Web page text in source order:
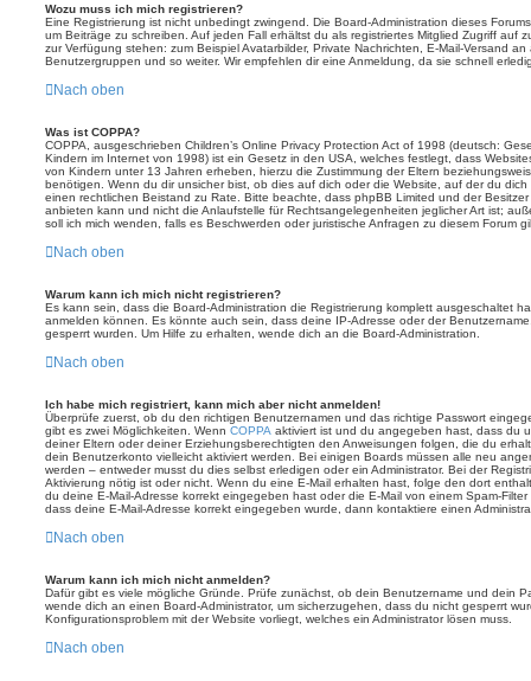
Wozu muss ich mich registrieren?
Eine Registrierung ist nicht unbedingt zwingend. Die Board-Administration dieses
um Beiträge zu schreiben. Auf jeden Fall erhältst du als registriertes Mitglied Zugriff auf
zur Verfügung stehen: zum Beispiel Avatarbilder, Private Nachrichten, E-Mail-Versand
Benutzergruppen und so weiter. Wir empfehlen dir eine Anmeldung, da sie schnell
Nach oben
Was ist COPPA?
COPPA, ausgeschrieben Children’s Online Privacy Protection Act of 1998 (deutsch:
Kindern im Internet von 1998) ist ein Gesetz in den USA, welches festlegt, dass
von Kindern unter 13 Jahren erheben, hierzu die Zustimmung der Eltern
benötigen. Wenn du dir unsicher bist, ob dies auf dich oder die Website, auf der du
einen rechtlichen Beistand zu Rate. Bitte beachte, dass phpBB Limited und der
anbieten kann und nicht die Anlaufstelle für Rechtsangelegenheiten jeglicher Art ist;
soll ich mich wenden, falls es Beschwerden oder juristische Anfragen zu diesem Forum
Nach oben
Warum kann ich mich nicht registrieren?
Es kann sein, dass die Board-Administration die Registrierung komplett ausgeschaltet
anmelden können. Es könnte auch sein, dass deine IP-Adresse oder der
gesperrt wurden. Um Hilfe zu erhalten, wende dich an die Board-Administration.
Nach oben
Ich habe mich registriert, kann mich aber nicht anmelden!
Überprüfe zuerst, ob du den richtigen Benutzernamen und das richtige Passwort
gibt es zwei Möglichkeiten. Wenn COPPA aktiviert ist und du angegeben hast, dass du
deiner Eltern oder deiner Erziehungsberechtigten den Anweisungen folgen, die du
dein Benutzerkonto vielleicht aktiviert werden. Bei einigen Boards müssen alle neu
werden – entweder musst du dies selbst erledigen oder ein Administrator. Bei der
Aktivierung nötig ist oder nicht. Wenn du eine E-Mail erhalten hast, folge den dort
du deine E-Mail-Adresse korrekt eingegeben hast oder die E-Mail von einem Spam-
dass deine E-Mail-Adresse korrekt eingegeben wurde, dann kontaktiere einen
Nach oben
Warum kann ich mich nicht anmelden?
Dafür gibt es viele mögliche Gründe. Prüfe zunächst, ob dein Benutzername und dein
wende dich an einen Board-Administrator, um sicherzugehen, dass du nicht gesperrt
Konfigurationsproblem mit der Website vorliegt, welches ein Administrator lösen muss.
Nach oben